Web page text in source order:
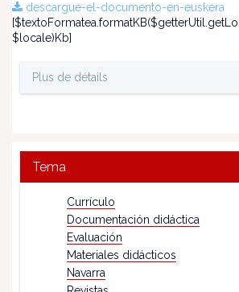
descargue-el-documento-en-euskera
$locale)Kb]
Plus de détails
Tema
Currículo
Documentación didáctica
Evaluación
Materiales didácticos
Navarra